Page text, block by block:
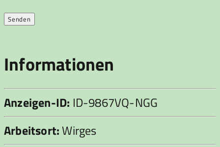
Informationen
Anzeigen-ID: ID-9867VQ-NGG
Arbeitsort:Wirges